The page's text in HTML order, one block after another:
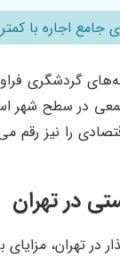
جامع اجاره با
گردشگری
در سطح شهر
را نیز
در تهران
در تهران،